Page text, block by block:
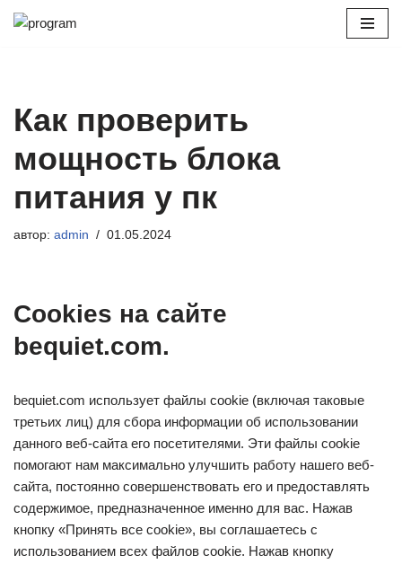
Как проверить
мощность блока
питания у пк
автор: admin 01.05.2024
Cookies на сайте
bequiet.com.
bequiet.com использует файлы cookie (включая таковые
третьих лиц) для сбора информации об использовании
данного веб-сайта его посетителями. Эти файлы cookie
помогают нам максимально улучшить работу нашего веб-
сайта, постоянно совершенствовать его и предоставлять
содержимое, предназначенное именно для вас. Нажав
кнопку «Принять все cookie», вы соглашаетесь с
использованием всех файлов cookie. Нажав кнопку